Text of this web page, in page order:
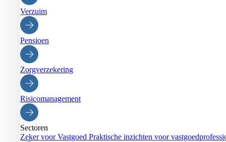
Verzuim
Pensioen
Zorgverzekering
Risicomanagement
Sectoren
Zeker voor Vastgoed Praktische inzichten voor